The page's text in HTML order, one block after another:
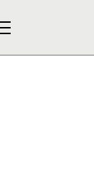
Menu główne